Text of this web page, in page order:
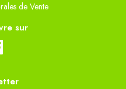
de Vente
sur